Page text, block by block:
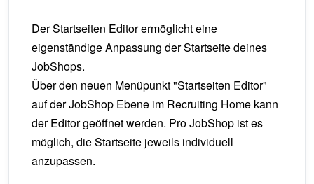
Der Startseiten Editor ermöglicht eine
eigenständige Anpassung der Startseite deines
JobShops.
Über den neuen Menüpunkt "Startseiten Editor"
auf der JobShop Ebene im Recruiting Home kann
der Editor geöffnet werden. Pro JobShop ist es
möglich, die Startseite jeweils individuell
anzupassen.